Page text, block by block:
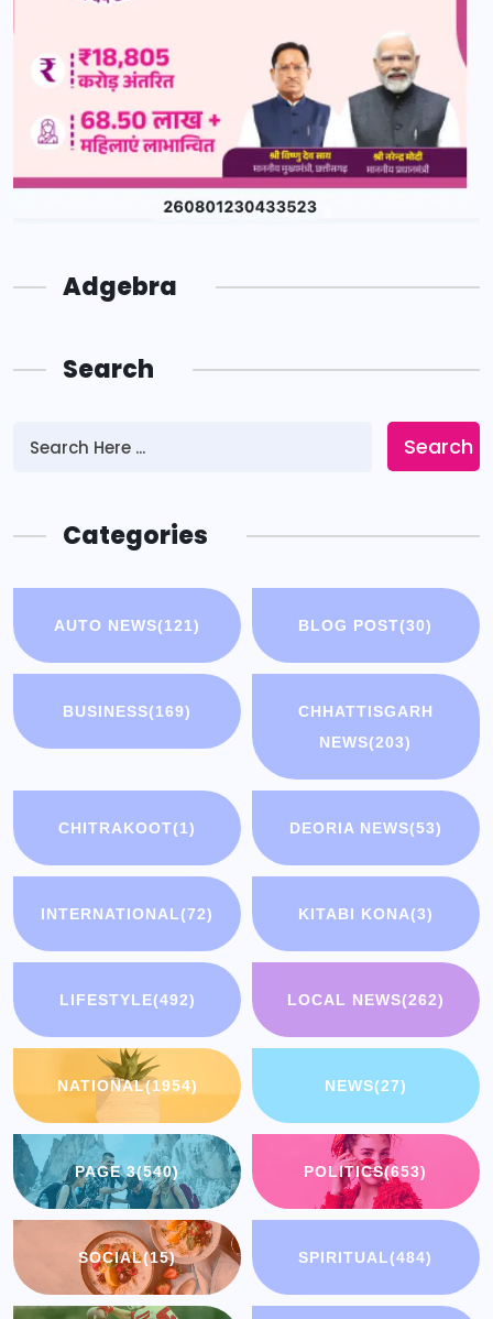
Adgebra
Search
Search
Categories
AUTO NEWS(121) BLOG POST(30)
BUSINESS(169)
CHHATTISGARH
NEWS(203)
CHITRAKOOT(1) DEORIA NEWS(53)
INTERNATIONAL(72) KITABI KONA(3)
LIFESTYLE(492) LOCAL NEWS(262)
NATIONAL(1954) NEWS(27)
PAGE 3(540) POLITICS(653)
SOCIAL(15) SPIRITUAL(484)